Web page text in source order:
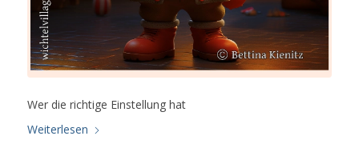
Wer die richtige Einstellung hat
Weiterlesen